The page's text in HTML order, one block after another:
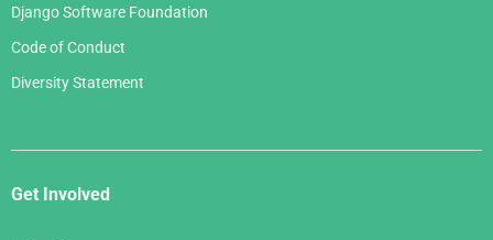
Django Software Foundation
Code of Conduct
Diversity Statement
Get Involved